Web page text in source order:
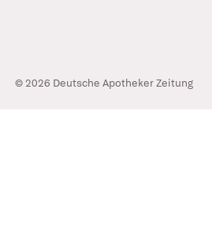
© 2026 Deutsche Apotheker Zeitung